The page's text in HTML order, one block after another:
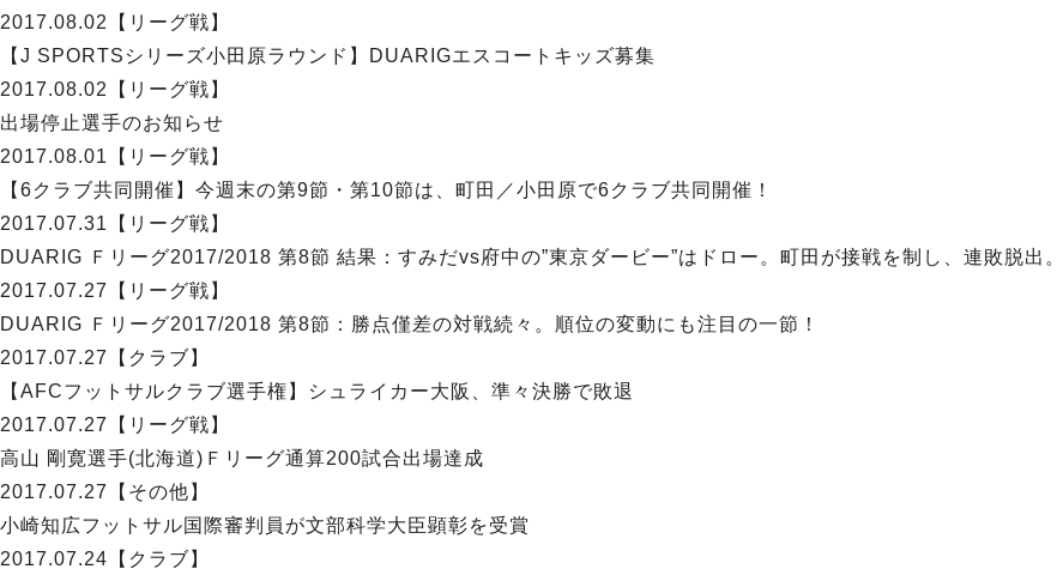
2017.08.02
【リーグ戦】
【J SPORTSシリーズ小田原ラウンド】DUARIGエスコートキッズ募集
2017.08.02
【リーグ戦】
出場停止選手のお知らせ
2017.08.01
【リーグ戦】
【6クラブ共同開催】今週末の第9節・第10節は、町田／小田原で6クラブ共同開催！
2017.07.31
【リーグ戦】
DUARIG Ｆリーグ2017/2018 第8節 結果：すみだvs府中の”東京ダービー”はドロー。町田が接戦を制し、連敗脱出。
2017.07.27
【リーグ戦】
DUARIG Ｆリーグ2017/2018 第8節：勝点僅差の対戦続々。順位の変動にも注目の一節！
2017.07.27
【クラブ】
【AFCフットサルクラブ選手権】シュライカー大阪、準々決勝で敗退
2017.07.27
【リーグ戦】
高山 剛寛選手(北海道)Ｆリーグ通算200試合出場達成
2017.07.27
【その他】
小崎知広フットサル国際審判員が文部科学大臣顕彰を受賞
2017.07.24 【クラブ】